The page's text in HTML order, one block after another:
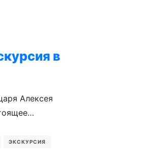
в
Алексея
ЭКСКУРСИЯ